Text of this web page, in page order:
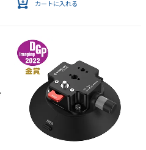
カートに入れる